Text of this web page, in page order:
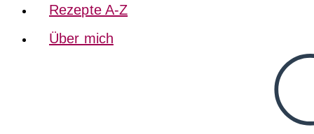
Rezepte A-Z
Über mich